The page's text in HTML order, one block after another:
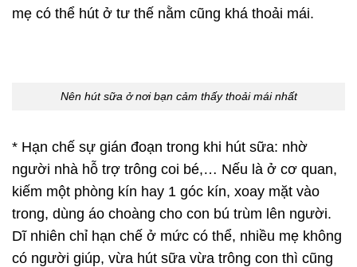
mẹ có thể hút ở tư thế nằm cũng khá thoải mái.
Nên hút sữa ở nơi bạn cảm thấy thoải mái nhất
* Hạn chế sự gián đoạn trong khi hút sữa: nhờ
người nhà hỗ trợ trông coi bé,… Nếu là ở cơ quan,
kiếm một phòng kín hay 1 góc kín, xoay mặt vào
trong, dùng áo choàng cho con bú trùm lên người.
Dĩ nhiên chỉ hạn chế ở mức có thể, nhiều mẹ không
có người giúp, vừa hút sữa vừa trông con thì cũng